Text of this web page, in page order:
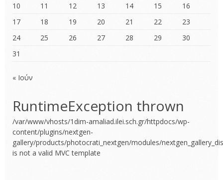
10
11 12 13 14 15
16
17
18 19 20 21 22
23
24
25 26 27 28 29
30
31
« Ιούν
RuntimeException thrown
/var/www/vhosts/1dim-amaliad.ilei.sch.gr/httpdocs/wp-
content/plugins/nextgen-
gallery/products/photocrati_nextgen/modules/
is not a valid MVC template